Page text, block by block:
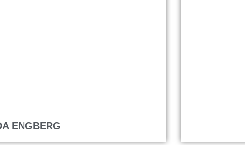
ENGBERG